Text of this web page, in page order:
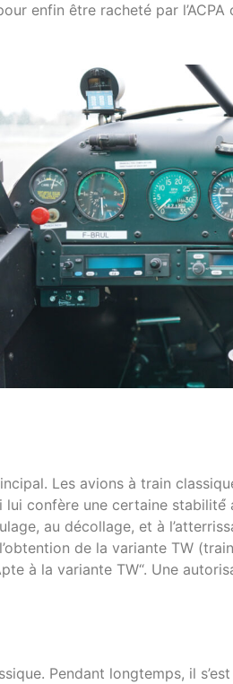
enfin être racheté par
Les avions à train
confère une certaine stabilité́
au décollage, et à
de la variante TW
à la variante TW“. Une
Pendant longtemps, il